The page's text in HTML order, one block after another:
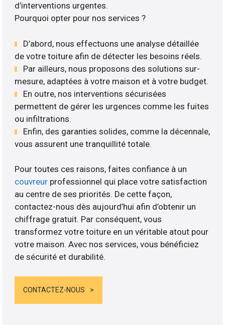
d’interventions urgentes.
Pourquoi opter pour nos services ?
D’abord, nous effectuons une analyse détaillée
de votre toiture afin de détecter les besoins réels.
Par ailleurs, nous proposons des solutions sur-
mesure, adaptées à votre maison et à votre budget.
En outre, nos interventions sécurisées
permettent de gérer les urgences comme les fuites
ou infiltrations.
Enfin, des garanties solides, comme la décennale,
vous assurent une tranquillité totale.
Pour toutes ces raisons, faites confiance à un
couvreur professionnel qui place votre satisfaction
au centre de ses priorités. De cette façon,
contactez-nous dès aujourd’hui afin d’obtenir un
chiffrage gratuit. Par conséquent, vous
transformez votre toiture en un véritable atout pour
votre maison. Avec nos services, vous bénéficiez
de sécurité et durabilité.
CONTACTEZ-NOUS